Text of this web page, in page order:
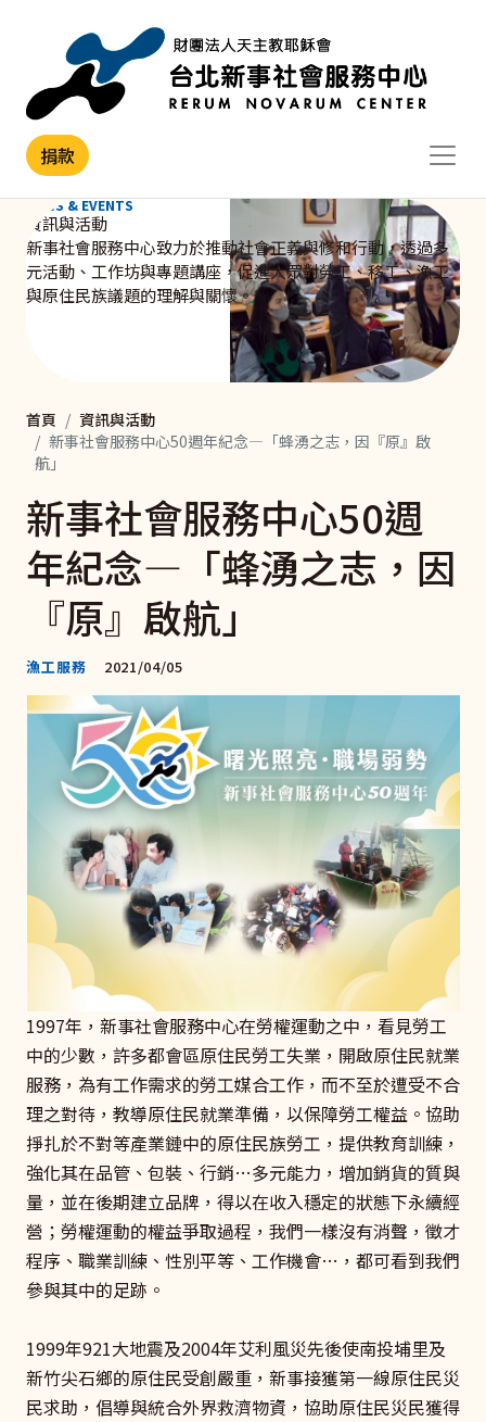
捐款
NEWS & EVENTS
資訊與活動
新事社會服務中心致力於推動社會正義與修和行動，透過多
元活動、工作坊與專題講座，促進大眾對勞工、移工、漁工
與原住民族議題的理解與關懷。
首頁
資訊與活動
新事社會服務中心50週年紀念—「蜂湧之志，因『原』啟
航」
新事社會服務中心50週
年紀念—「蜂湧之志，因
『原』啟航」
漁工服務 2021/04/05
1997年，新事社會服務中心在勞權運動之中，看見勞工
中的少數，許多都會區原住民勞工失業，開啟原住民就業
服務，為有工作需求的勞工媒合工作，而不至於遭受不合
理之對待，教導原住民就業準備，以保障勞工權益。協助
掙扎於不對等產業鏈中的原住民族勞工，提供教育訓練，
強化其在品管、包裝、行銷…多元能力，增加銷貨的質與
量，並在後期建立品牌，得以在收入穩定的狀態下永續經
營；勞權運動的權益爭取過程，我們一樣沒有消聲，徵才
程序、職業訓練、性別平等、工作機會…，都可看到我們
參與其中的足跡。
1999年921大地震及2004年艾利風災先後使南投埔里及
新竹尖石鄉的原住民受創嚴重，新事接獲第一線原住民災
民求助，倡導與統合外界救濟物資，協助原住民災民獲得